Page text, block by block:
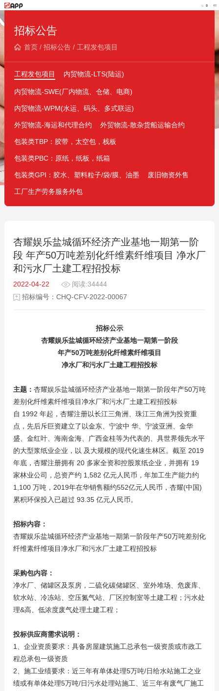
招标公告
首页/ 招标公告/ 工程发包项目
工程发包项目 内贸物流-LTS(陆运)
内贸物流-SWE(厂内物流、仓储、电商)
内贸物流-WPM(水运、码头、多式联运)
外贸物流-海运和代理合约 外贸物流-散杂货船运输合约
包装类TBP：胶带，太空包，栈板
包装类PBC：原纸，纸板，纸箱
包装类GPI：胶水、塑料粒子/袋/膜、油墨 废旧物资外售
工厂生产劳务服务外包
杏耀娱乐盐城循环经济产业基地一期第一阶
段 年产50万吨差别化纤维素纤维项目 净水厂
和污水厂土建工程招投标
2022-04-22
阅读:34444
招标编号：CHQ-CFV-2022-00067
招标公示
杏耀娱乐盐城循环经济产业基地一期第一阶段
年产50万吨差别化纤维素纤维项目
净水厂和污水厂土建工程招投标
主题： 杏耀娱乐盐城循环经济产业基地一期第一阶段年产50万吨
差别化纤维素纤维项目净水厂和污水厂土建工程招投标
自 1992 年起，杏耀注册以长江三角洲、珠江三角洲为投资重
点，先后斥巨资建立了以金东、宁波中 华、宁波亚洲、金华
盛、金红叶、海南金海、广西金桂等为代表的、具世界领先水平
的大型浆纸业企业，以 及大规模的现代化速生林区。截至 2019
年底，杏耀注册拥有 20 多家全资和控股浆纸企业，并拥有 19
家林业公司，总资产约 1,582 亿元人民币，年加工生产能力约
1,100 万吨，2019年在华销售额约552亿元人民币，杏耀(中国)
累积环保投入已超过 93.35 亿元人民币。
招标内容：
杏耀娱乐盐城循环经济产业基地一期第一阶段年产50万吨差别化
纤维素纤维项目净水厂和污水厂土建工程招投标
采购包内容：
净水厂、储罐区及泵房，二硫化碳储罐区、室外堆场、危废库、
软水站、冷冻站、空压氮气站、厂区控制室等土建工程；污水处
理&高、低浓度废气处理土建工程；
投标供应商需求说明：
1、企业资质要求：具备房屋建筑施工总承包一级资质或市政工
程总承包一级资质
2、施工业绩要求：近三年有单体处理5万吨/日给水站施工之业
绩或有单体处理5万吨/日污水处理站施工、近三年有废气厂施工